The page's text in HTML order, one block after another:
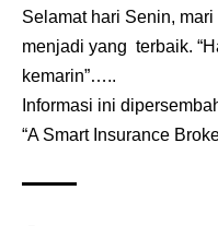
Selamat hari Senin,
menjadi yang terbaik.
kemarin”…..
Informasi ini
“A Smart Insurance